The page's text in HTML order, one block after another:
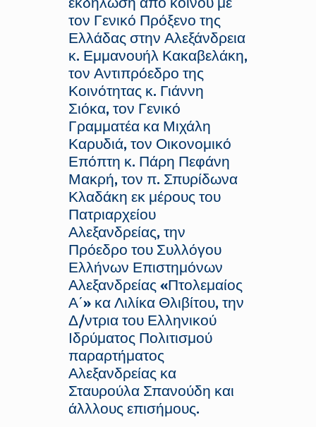
τον Γενικό Πρόξενο της
Ελλάδας στην Αλεξάνδρεια
κ. Εμμανουήλ Κακαβελάκη,
τον Αντιπρόεδρο της
Κοινότητας κ. Γιάννη
Σιόκα, τον Γενικό
Γραμματέα κα Μιχάλη
Καρυδιά, τον Οικονομικό
Επόπτη κ. Πάρη Πεφάνη
Μακρή, τον π. Σπυρίδωνα
Κλαδάκη εκ μέρους του
Πατριαρχείου
Αλεξανδρείας, την
Πρόεδρο του Συλλόγου
Ελλήνων Επιστημόνων
Αλεξανδρείας «Πτολεμαίος
Α΄» κα Λιλίκα Θλιβίτου, την
Δ/ντρια του Ελληνικού
Ιδρύματος Πολιτισμού
παραρτήματος
Αλεξανδρείας κα
Σταυρούλα Σπανούδη και
άλλλους επισήμους.